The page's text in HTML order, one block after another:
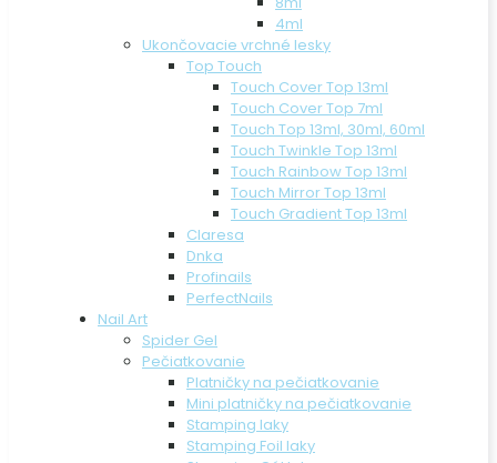
4ml
Ukončovacie vrchné lesky
Top Touch
Touch Cover Top 13ml
Touch Cover Top 7ml
Touch Top 13ml, 30ml, 60ml
Touch Twinkle Top 13ml
Touch Rainbow Top 13ml
Touch Mirror Top 13ml
Touch Gradient Top 13ml
Claresa
Dnka
Profinails
PerfectNails
Nail Art
Spider Gel
Pečiatkovanie
Platničky na pečiatkovanie
Mini platničky na pečiatkovanie
Stamping laky
Stamping Foil laky